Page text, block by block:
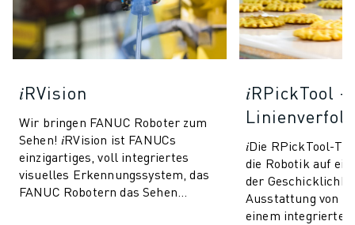
𝑖RVision
Wir bringen FANUC Roboter zum
Sehen! 𝑖RVision ist FANUCs
einzigartiges, voll integriertes
visuelles Erkennungssystem, das
FANUC Robotern das Sehen
𝑖RPickTool
𝑖Die RPickTool-
die Robotik auf
der
Ausstattung von
einem integrierten